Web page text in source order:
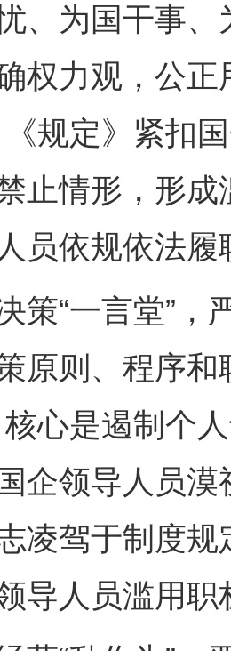
、为国干事、
权力观，公
《规定》紧扣
止情形，形
员依规依法
“一言堂”，
原则、程序和
核心是遏制个
企领导人员
凌驾于制度规
导人员滥用